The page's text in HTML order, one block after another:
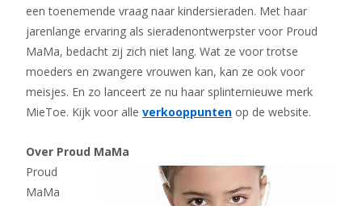
een toenemende vraag naar kindersieraden. Met haar
jarenlange ervaring als sieradenontwerpster voor Proud
MaMa, bedacht zij zich niet lang. Wat ze voor trotse
moeders en zwangere vrouwen kan, kan ze ook voor
meisjes. En zo lanceert ze nu haar splinternieuwe merk
MieToe. Kijk voor alle verkooppunten op de website.
Over Proud MaMa
Proud
MaMa